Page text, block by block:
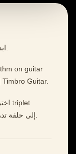
إلى تدريب أوضح وأبطأ وأكثر موسيقية داخل Timbro Guitar.